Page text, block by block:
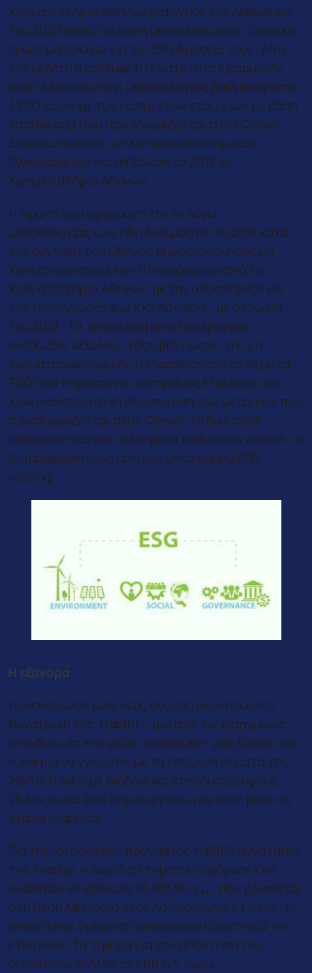
Χρηματιστήριο Αθηνών διακίνησε τον Δεκέμβριο
του 2020 προς τις εισηγμένες εταιρείες, σχετικό
ερωτηματολόγιο για τις ESG δράσεις τους. Από
την μελέτη προέκυψε η δυνατότητα εφαρμογής
μίας συγκεκριμένης μεθοδολογίας βαθμολόγησης
( ESG scoring) των εισηγμένων εταιρειών με βάση
τα στοιχεία που προσδιορίζονται στον Οδηγό
Δημοσιοποίησης μη Χρηματοοικονομικών
Πληροφοριών που εξέδωσε το 2019 το
Χρηματιστήριο Αθηνών.
Η πρωτόλεια εφαρμογή της εν λόγω
μεθοδολογίας είχε ήδη δοκιμαστεί το 2019 κατά
την σύνταξη του Οδηγού Δημοσιοποίησης μη
Χρηματοοικονομικών Πληροφοριών από το
Χρηματιστήριο Αθηνών, με την υποστήριξη και
την τεχνογνωσία των KKS Advisors, με στοιχεία
του 2018. Τα αποτελέσματα της έρευνας
ανέδειξαν αξιόλογη τάση βελτίωσης της μη
χρηματοοικονομικής πληροφόρησης σε θέματα
ESG που παρέχουν οι εισηγμένες εταιρείες και
λίαν ικανοποιητική αξιοποίηση των μετρικών που
προσδιορίζονται στον Οδηγό. Τα δυο αυτά
ενθαρρυντικά αποτελέσματα καθιστούν εφικτή τη
διαμόρφωση ενός αρχικού μηχανισμού ESG
scoring.
Η εξαγορά
Η ανακοίνωση μιας νέας αγοράς ακινήτου από
θυγατρική της Trastor – μια από τις εισηγμένες
επενδυτικές εταιρείες realestate- μας έδωσε την
ευκαιρία να γνωρίσουμε τα επόμενα βήματα της.
Ήδη η Trastorμε διαδοχικές επενδύσεις ύψους
29,4εκ. ευρώ έχει δημιουργήσει μια καλή βάση σε
κτίρια Logistics.
Για την ιστορία του πράγματος η 100% θυγατρική
της Trastor, η Δωρίδα Κτηματική αγόρασε ένα
οικόπεδο επιφανείας 16.013,50 τ.μ., που βρίσκεται
στη θέση Μελίσσια στον Ασπρόπυργο Αττικής, το
οποίο είναι όμορο σε υπάρχουσα ιδιοκτησία της
εταιρείας. Το τίμημα για την απόκτηση του
οικοπέδου ανήλθε σε 800 χιλ. ευρώ.